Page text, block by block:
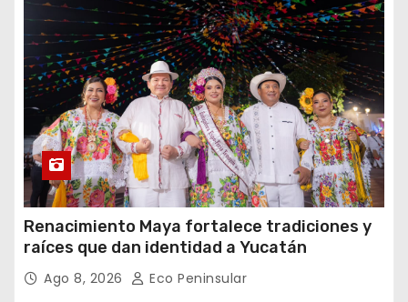
Renacimiento Maya fortalece tradiciones y
raíces que dan identidad a Yucatán
Ago 8, 2026 Eco Peninsular